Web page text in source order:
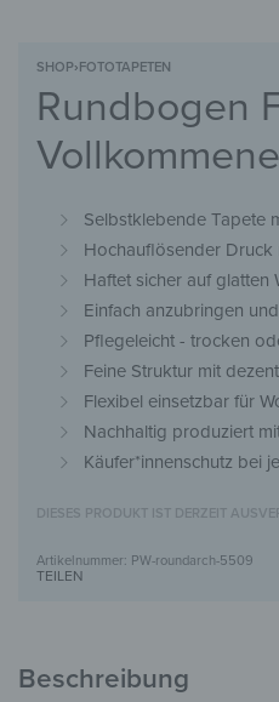
SHOP›FOTOTAPETEN
Rundbogen
Selbstklebende Tapete
Hochauflösender Druck
Haftet sicher auf glatten
Einfach anzubringen
Pflegeleicht - trocken
Feine Struktur mit
Flexibel einsetzbar für
Nachhaltig produziert
Käufer*innenschutz bei
DIESES PRODUKT IST DERZEIT
PW-roundarch-5509
TEILEN
Beschreibung